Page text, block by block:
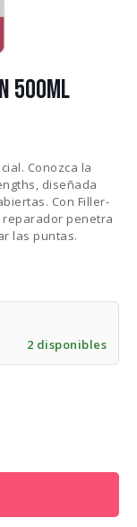
500ML
Conozca la
diseñada
Con Filler-
reparador penetra
las puntas.
2 disponibles